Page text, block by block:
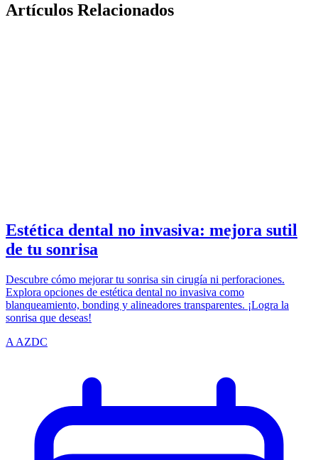
Artículos Relacionados
Estética dental no invasiva: mejora sutil
de tu sonrisa
Descubre cómo mejorar tu sonrisa sin cirugía ni perforaciones.
Explora opciones de estética dental no invasiva como
blanqueamiento, bonding y alineadores transparentes. ¡Logra la
sonrisa que deseas!
A AZDC